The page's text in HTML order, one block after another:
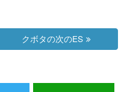
クボタの次のES